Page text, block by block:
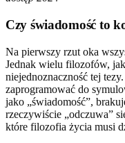
Czy świadomość to
Na pierwszy rzut oka
Jednak wielu filozofów,
niejednoznaczność tej
zaprogramować do
jako „świadomość”,
rzeczywiście „odczuwa”
które filozofia życia musi